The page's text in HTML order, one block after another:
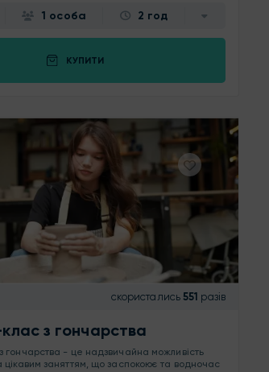
1 особа 2 год
КУПИТИ
скористались 551 разів
з гончарства
гончарства - це надзвичайна можливість
цікавим заняттям, що заспокоює та водночас